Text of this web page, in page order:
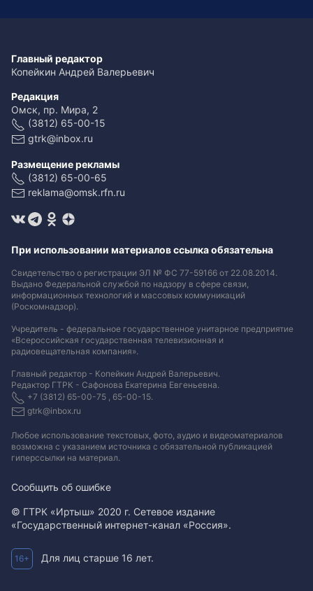
Главный редактор
Копейкин Андрей Валерьевич
Редакция
Омск, пр. Мира, 2
(3812) 65-00-15
gtrk@inbox.ru
Размещение рекламы
(3812) 65-00-65
reklama@omsk.rfn.ru
При использовании материалов ссылка обязательна
Свидетельство о регистрации ЭЛ № ФС 77-59166 от 22.08.2014.
Выдано Федеральной службой по надзору в сфере связи,
информационных технологий и массовых коммуникаций
(Роскомнадзор).
Учредитель - федеральное государственное унитарное предприятие
«Всероссийская государственная телевизионная и
радиовещательная компания».
Главный редактор - Копейкин Андрей Валерьевич.
Редактор ГТРК - Сафонова Екатерина Евгеньевна.
+7 (3812) 65-00-75 , 65-00-15.
gtrk@inbox.ru
Любое использование текстовых, фото, аудио и видеоматериалов
возможна с указанием источника с обязательной публикацией
гиперссылки на материал.
Сообщить об ошибке
© ГТРК «Иртыш» 2020 г. Сетевое издание
«Государственный интернет-канал «Россия».
16+ Для лиц старше 16 лет.